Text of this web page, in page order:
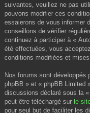
suivantes, veuillez ne pas
pouvons modifier ces
essaierons de vous informer
conseillons de vérifier
continuez à participer à «
été effectuées, vous
conditions modifiées et mises
Nos forums sont développés
phpBB » et « phpBB Limited
discussions déclaré sous la «
peut être téléchargé sur le
pour seul but de faciliter les